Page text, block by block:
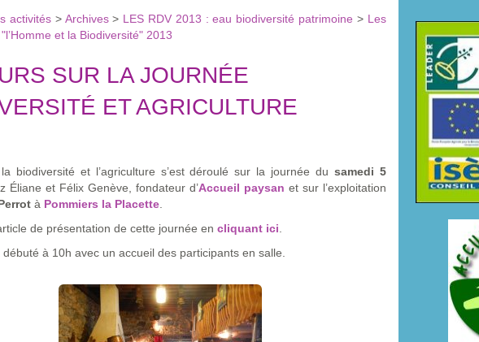
activités> Archives> LES RDV 2013 : eau biodiversité patrimoine > Les
et la Biodiversité" 2013
SUR LA JOURNÉE
ET AGRICULTURE
la biodiversité et l’agriculture s’est déroulé sur la journée du samedi 5
Éliane et Félix Genève, fondateur d’Accueil paysan et sur l’exploitation
à Pommiers la Placette.
de présentation de cette journée en cliquant ici
à 10h avec un accueil des participants en salle.